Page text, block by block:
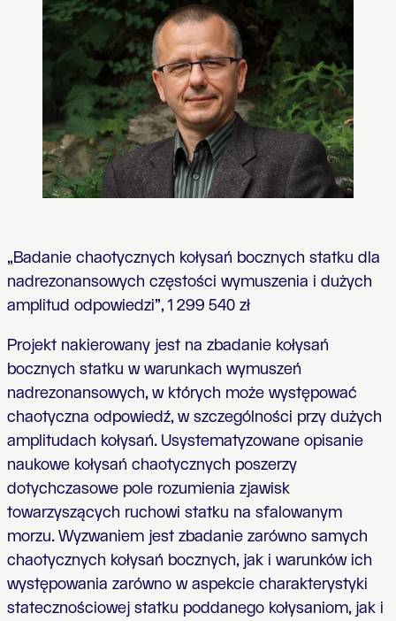
„Badanie chaotycznych kołysań bocznych statku dla
nadrezonansowych częstości wymuszenia i dużych
amplitud odpowiedzi”, 1 299 540 zł
Projekt nakierowany jest na zbadanie kołysań
bocznych statku w warunkach wymuszeń
nadrezonansowych, w których może występować
chaotyczna odpowiedź, w szczególności przy dużych
amplitudach kołysań. Usystematyzowane opisanie
naukowe kołysań chaotycznych poszerzy
dotychczasowe pole rozumienia zjawisk
towarzyszących ruchowi statku na sfalowanym
morzu. Wyzwaniem jest zbadanie zarówno samych
chaotycznych kołysań bocznych, jak i warunków ich
występowania zarówno w aspekcie charakterystyki
statecznościowej statku poddanego kołysaniom, jak i